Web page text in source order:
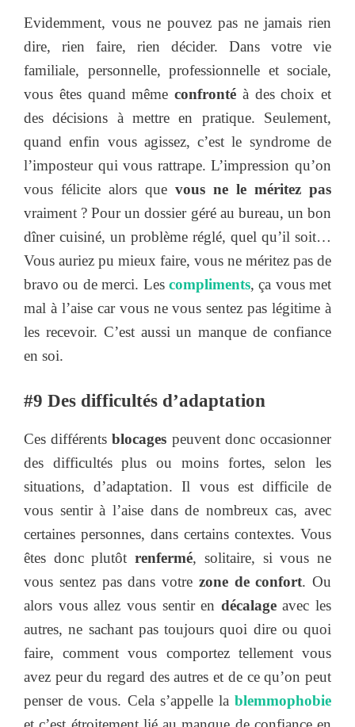
Evidemment, vous ne pouvez pas ne jamais rien
dire, rien faire, rien décider. Dans votre vie
familiale, personnelle, professionnelle et sociale,
vous êtes quand même confronté à des choix et
des décisions à mettre en pratique. Seulement,
quand enfin vous agissez, c’est le syndrome de
l’imposteur qui vous rattrape. L’impression qu’on
vous félicite alors que vous ne le méritez pas
vraiment ? Pour un dossier géré au bureau, un bon
dîner cuisiné, un problème réglé, quel qu’il soit…
Vous auriez pu mieux faire, vous ne méritez pas de
bravo ou de merci. Les compliments, ça vous met
mal à l’aise car vous ne vous sentez pas légitime à
les recevoir. C’est aussi un manque de confiance
en soi.
#9 Des difficultés d’adaptation
Ces différentsblocages peuvent donc occasionner
des difficultés plus ou moins fortes, selon les
situations, d’adaptation. Il vous est difficile de
vous sentir à l’aise dans de nombreux cas, avec
certaines personnes, dans certains contextes. Vous
êtes donc plutôtrenfermé, solitaire, si vous ne
vous sentez pas dans votre zone de confort. Ou
alors vous allez vous sentir en décalageavec les
autres, ne sachant pas toujours quoi dire ou quoi
faire, comment vous comportez tellement vous
avez peur du regard des autres et de ce qu’on peut
penser de vous. Cela s’appelle la blemmophobie